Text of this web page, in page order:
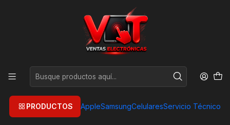
PRODUCTOS AppleSamsungCelularesServicio Técnico